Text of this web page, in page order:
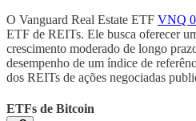
O Vanguard Real Estate ETF VNQ
ETF de REITs. Ele busca oferecer
crescimento moderado de longo
desempenho de um índice de
dos REITs de ações negociadas
ETFs de Bitcoin